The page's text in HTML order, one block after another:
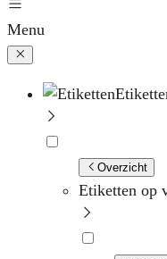
Menu
Overzicht
Etiketten op